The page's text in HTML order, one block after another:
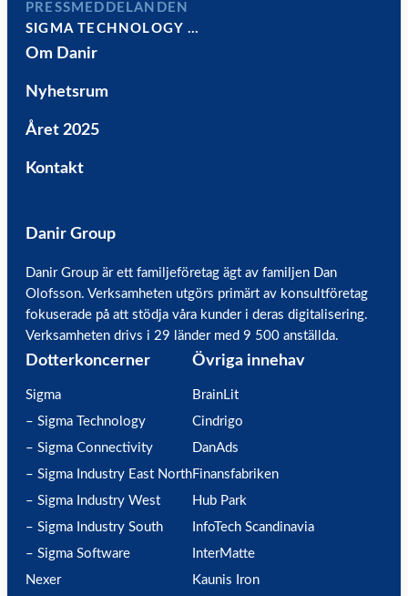
PRESSMEDDELANDEN
SIGMA TECHNOLOGY …
Om Danir
Nyhetsrum
Året 2025
Kontakt
Danir Group
Danir Group är ett familjeföretag ägt av familjen Dan
Olofsson. Verksamheten utgörs primärt av konsultföretag
fokuserade på att stödja våra kunder i deras digitalisering.
Verksamheten drivs i 29 länder med 9 500 anställda.
Dotterkoncerner
Sigma
– Sigma Technology
– Sigma Connectivity
– Sigma Industry East North
– Sigma Industry West
– Sigma Industry South
– Sigma Software
Nexer
Övriga innehav
BrainLit
Cindrigo
DanAds
Finansfabriken
Hub Park
InfoTech Scandinavia
InterMatte
Kaunis Iron